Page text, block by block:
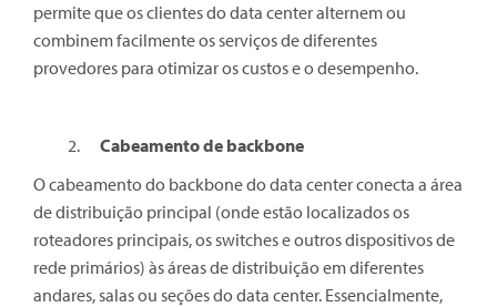
permite que os clientes do data center alternem ou
combinem facilmente os serviços de diferentes
provedores para otimizar os custos e o desempenho.
Cabeamento de backbone
O cabeamento do backbone do data center conecta a área
de distribuição principal (onde estão localizados os
roteadores principais, os switches e outros dispositivos de
rede primários) às áreas de distribuição em diferentes
andares, salas ou seções do data center. Essencialmente,